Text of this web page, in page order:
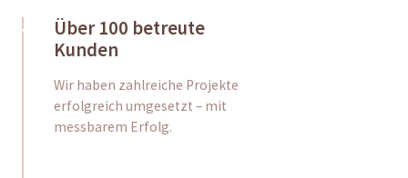
Über 100 betreute
Kunden
Wir haben zahlreiche Projekte
erfolgreich umgesetzt – mit
messbarem Erfolg.